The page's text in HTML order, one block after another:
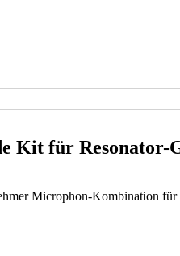
Kit für Resonator-
Microphon-Kombination